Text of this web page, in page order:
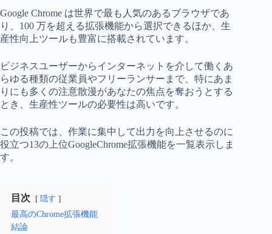
Google Chrome は世界で最も人気のあるブラウザであ
り、100 万を超える拡張機能から選択できるほか、生
産性向上ツールも豊富に搭載されています。
ビジネスユーザーからインターネットを介して働くあ
らゆる種類の従業員やフリーランサーまで、特にあま
りにも多くの注意散漫があなたの焦点を奪おうとする
とき、生産性ツールの必要性は高いです。
この投稿では、作業に集中して出力を向上させるのに
役立つ13の上位GoogleChrome拡張機能を一覧表示しま
す。
目次 隠す
最高のChrome拡張機能
結論